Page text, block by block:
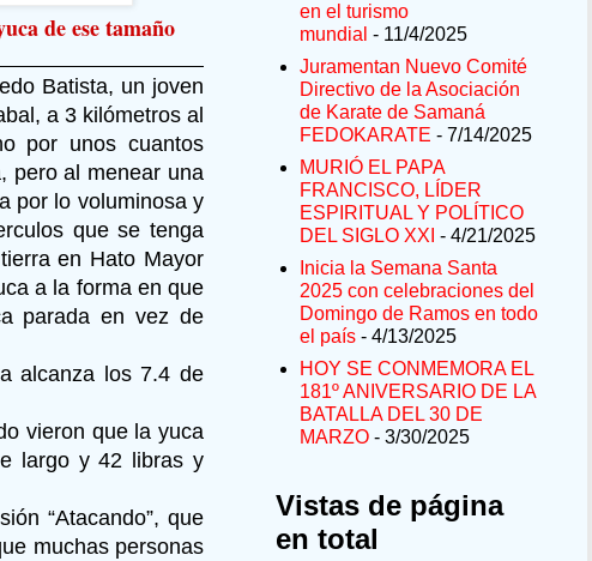
de ese tamaño
Batista, un joven
a 3 kilómetros al
por unos cuantos
pero al menear una
por lo voluminosa y
que se tenga
en Hato Mayor
a la forma en que
parada en vez de
alcanza los 7.4 de
vieron que la yuca
largo y 42 libras y
“Atacando”, que
muchas personas
en el turismo
mundial - 11/4/2025
Juramentan Nuevo Comité
Directivo de la Asociación
de Karate de Samaná
FEDOKARATE - 7/14/2025
MURIÓ EL PAPA
FRANCISCO, LÍDER
ESPIRITUAL Y POLÍTICO
DEL SIGLO XXI - 4/21/2025
Inicia la Semana Santa
2025 con celebraciones del
Domingo de Ramos en todo
el país - 4/13/2025
HOY SE CONMEMORA EL
181º ANIVERSARIO DE LA
BATALLA DEL 30 DE
MARZO - 3/30/2025
Vistas de página
en total